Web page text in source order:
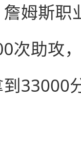
姆斯
次助攻
33000